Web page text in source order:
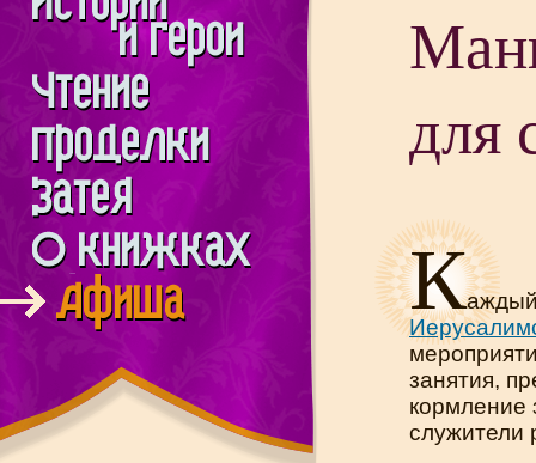
для
К
занятия,
кормление
служители